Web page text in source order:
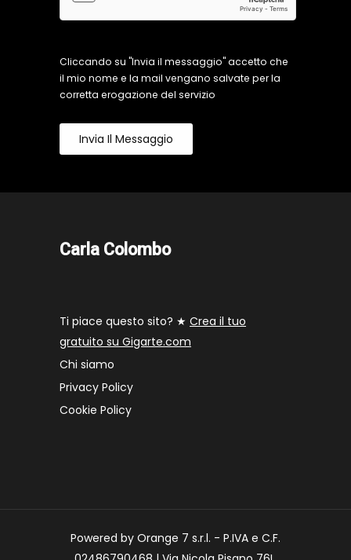
Cliccando su "Invia il messaggio" accetto che
il mio nome e la mail vengano salvate per la
corretta erogazione del servizio
Invia Il Messaggio
Carla Colombo
Ti piace questo sito? ★ Crea il tuo
gratuito su Gigarte.com
Chi siamo
Privacy Policy
Cookie Policy
Powered by Orange 7 s.r.l. - P.IVA e C.F.